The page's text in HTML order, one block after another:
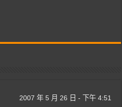
2007 年 5 月 26 日 - 下午 4:51